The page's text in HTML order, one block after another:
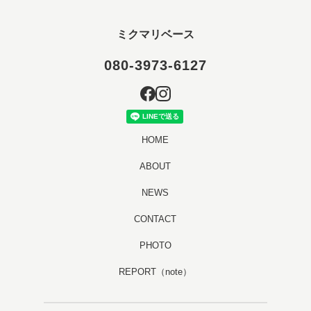
ミクマリベース
080-3973-6127
HOME
ABOUT
NEWS
CONTACT
PHOTO
REPORT（note）